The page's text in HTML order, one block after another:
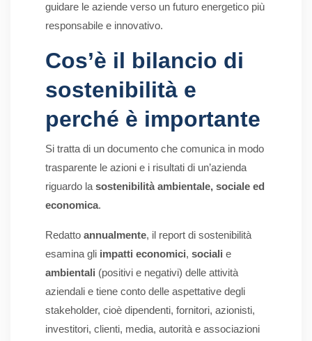
guidare le aziende verso un futuro energetico più
responsabile e innovativo.
Cos’è il bilancio di
sostenibilità e
perché è importante
Si tratta di un documento che comunica in modo
trasparente le azioni e i risultati di un’azienda
riguardo la sostenibilità ambientale, sociale ed
economica.
Redatto annualmente, il report di sostenibilità
esamina gli impatti economici, sociali e
ambientali (positivi e negativi) delle attività
aziendali e tiene conto delle aspettative degli
stakeholder, cioè dipendenti, fornitori, azionisti,
investitori, clienti, media, autorità e associazioni